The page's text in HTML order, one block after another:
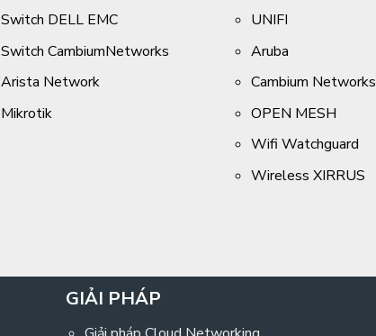
Switch DELL EMC
Switch CambiumNetworks
Arista Network
Mikrotik
UNIFI
Aruba
Cambium Networks
OPEN MESH
Wifi Watchguard
Wireless XIRRUS
GIẢI PHÁP